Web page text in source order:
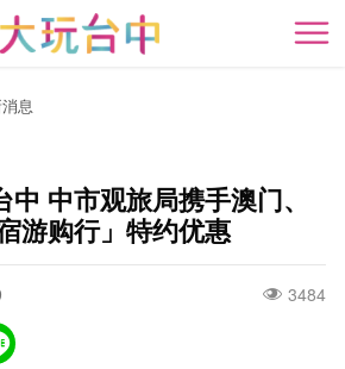
开
息
中市观旅局携手澳门、
游购行」特约优惠
3484